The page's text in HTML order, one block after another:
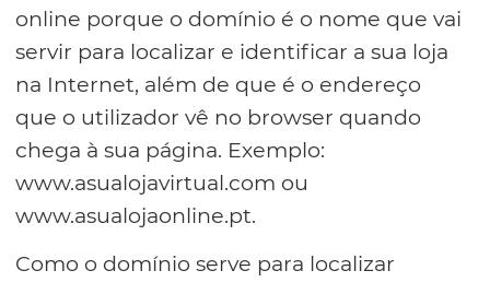
online porque o domínio é o nome que vai
servir para localizar e identificar a sua loja
na Internet, além de que é o endereço
que o utilizador vê no browser quando
chega à sua página. Exemplo:
www.asualojavirtual.com ou
www.asualojaonline.pt.
Como o domínio serve para localizar